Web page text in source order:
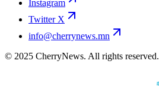
Instagram
Twitter X
info@cherrynews.mn
© 2025 CherryNews. All rights reserved.